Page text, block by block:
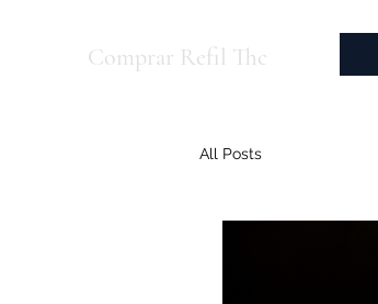
Comprar Refil Thc
All Posts